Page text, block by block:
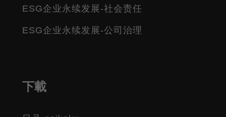
ESG企业永续发展-社会责任
ESG企业永续发展-公司治理
下載